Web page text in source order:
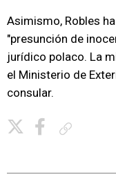
Asimismo, Robles
"presunción de
jurídico polaco. La
el Ministerio de
consular.